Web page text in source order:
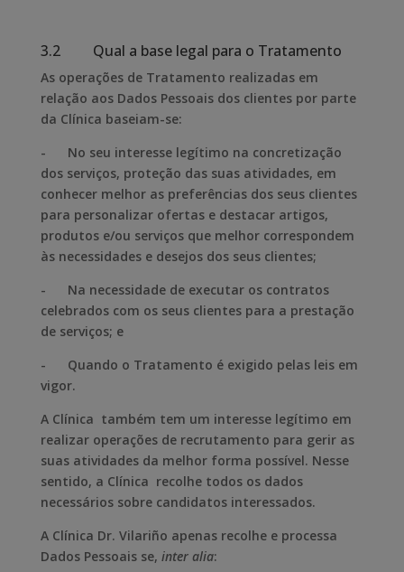
3.2 Qual a base legal para o Tratamento
As operações de Tratamento realizadas em
relação aos Dados Pessoais dos clientes por parte
da Clínica baseiam-se:
- No seu interesse legítimo na concretização
dos serviços, proteção das suas atividades, em
conhecer melhor as preferências dos seus clientes
para personalizar ofertas e destacar artigos,
produtos e/ou serviços que melhor correspondem
às necessidades e desejos dos seus clientes;
- Na necessidade de executar os contratos
celebrados com os seus clientes para a prestação
de serviços; e
- Quando o Tratamento é exigido pelas leis em
vigor.
A Clínica também tem um interesse legítimo em
realizar operações de recrutamento para gerir as
suas atividades da melhor forma possível. Nesse
sentido, a Clínica recolhe todos os dados
necessários sobre candidatos interessados.
A Clínica Dr. Vilariño apenas recolhe e processa
Dados Pessoais se, inter alia: